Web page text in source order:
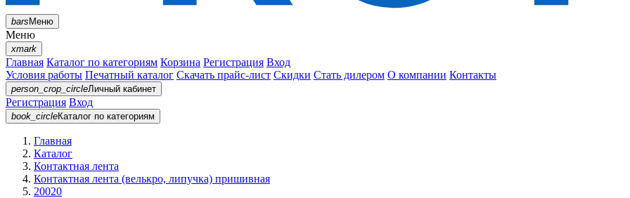
barsМеню
Меню
xmark
Главная Каталог по категориям Корзина Регистрация Вход
Условия работы Печатный каталог Скачать прайс-лист Скидки Стать дилером О компании Контакты
person_crop_circleЛичный кабинет
Регистрация Вход
book_circleКаталог по категориям
Главная
Каталог
Контактная лента
Контактная лента (велькро, липучка) пришивная
20020